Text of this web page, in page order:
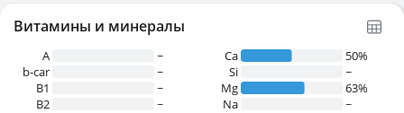
Витамины и минералы
A
~
b-car
~
В1
~
B2
~
Ca
50%
Si
~
Mg
63%
Na
~